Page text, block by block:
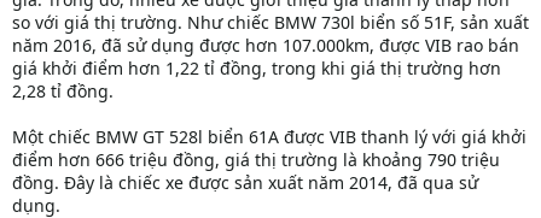
so với giá thị trường. Như chiếc BMW 730l biển số 51F, sản xuất
năm 2016, đã sử dụng được hơn 107.000km, được VIB rao bán
giá khởi điểm hơn 1,22 tỉ đồng, trong khi giá thị trường hơn
2,28 tỉ đồng.
Một chiếc BMW GT 528l biển 61A được VIB thanh lý với giá khởi
điểm hơn 666 triệu đồng, giá thị trường là khoảng 790 triệu
đồng. Đây là chiếc xe được sản xuất năm 2014, đã qua sử
dụng.